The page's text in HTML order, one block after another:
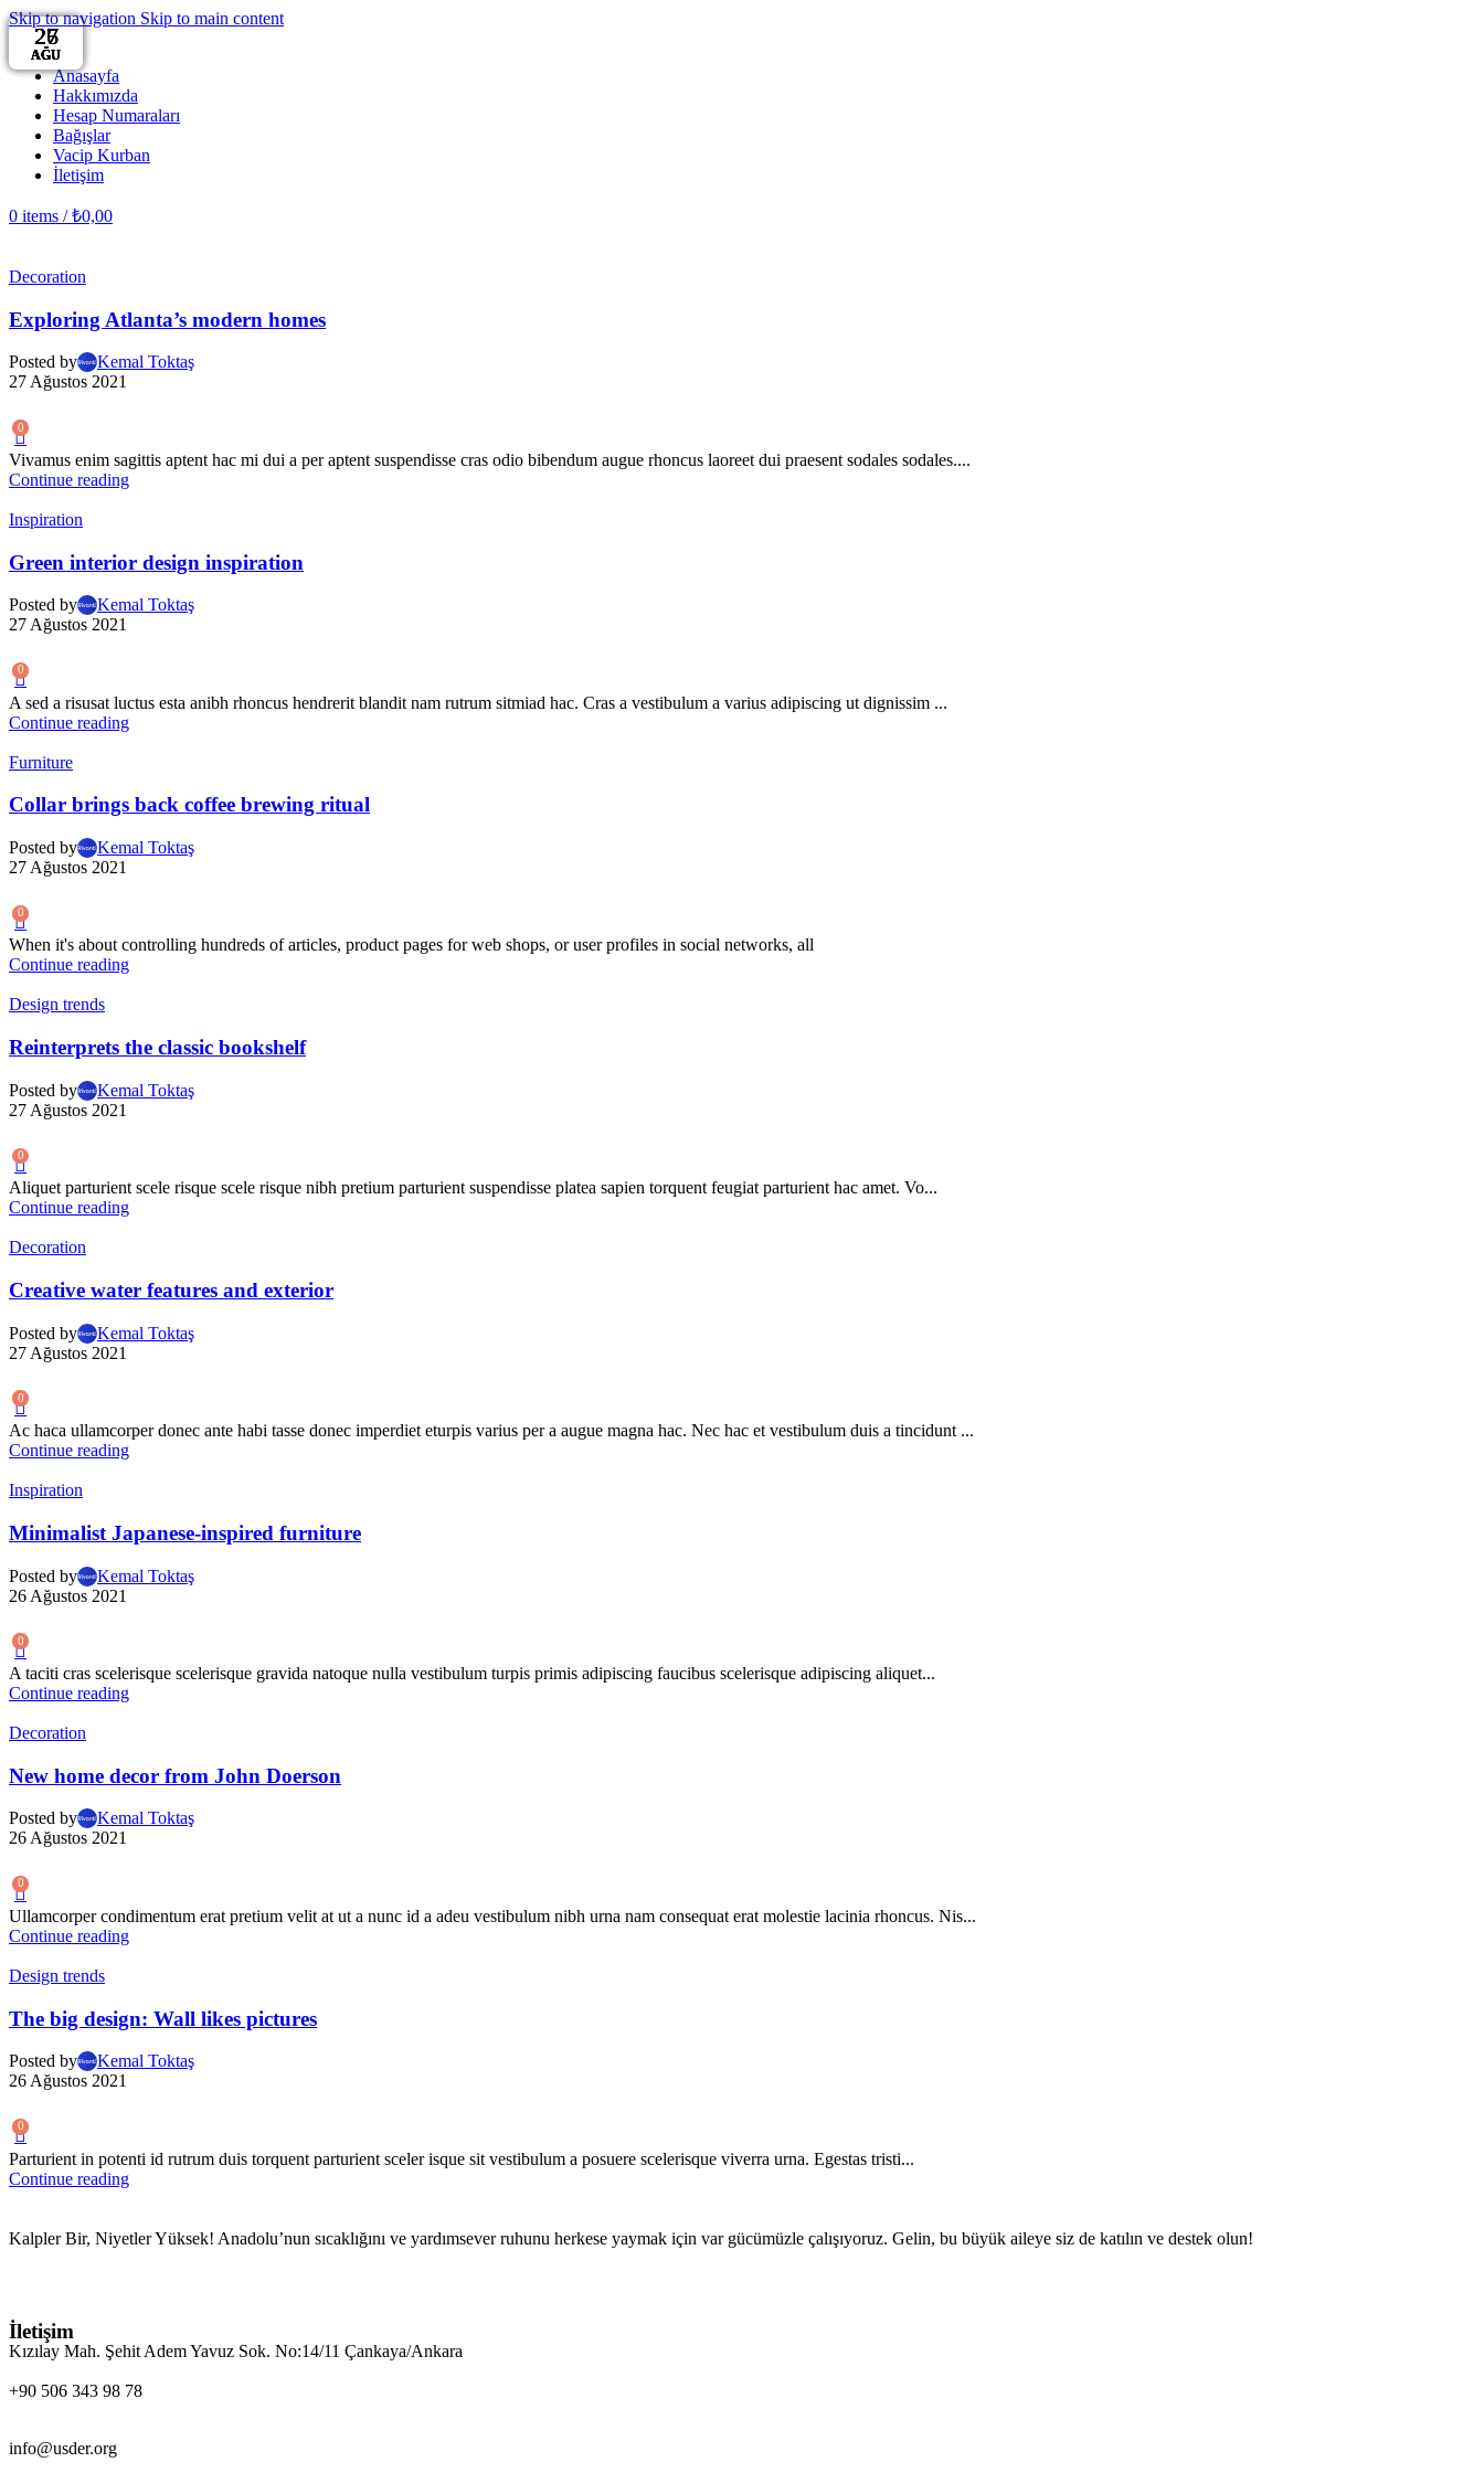
Skip to navigation Skip to main content
Anasayfa
Hakkımızda
Hesap Numaraları
Bağışlar
Vacip Kurban
İletişim
0 items / ₺0,00
27
AĞU
Decoration
Exploring Atlanta’s modern homes
Posted by
Kemal Toktaş
27 Ağustos 2021
0
Vivamus enim sagittis aptent hac mi dui a per aptent suspendisse cras odio bibendum augue rhoncus laoreet dui praesent sodales sodales....
Continue reading
27
AĞU
Inspiration
Green interior design inspiration
Posted by
Kemal Toktaş
27 Ağustos 2021
0
A sed a risusat luctus esta anibh rhoncus hendrerit blandit nam rutrum sitmiad hac. Cras a vestibulum a varius adipiscing ut dignissim ...
Continue reading
27
AĞU
Furniture
Collar brings back coffee brewing ritual
Posted by
Kemal Toktaş
27 Ağustos 2021
0
When it's about controlling hundreds of articles, product pages for web shops, or user profiles in social networks, all
Continue reading
27
AĞU
Design trends
Reinterprets the classic bookshelf
Posted by
Kemal Toktaş
27 Ağustos 2021
0
Aliquet parturient scele risque scele risque nibh pretium parturient suspendisse platea sapien torquent feugiat parturient hac amet. Vo...
Continue reading
27
AĞU
Decoration
Creative water features and exterior
Posted by
Kemal Toktaş
27 Ağustos 2021
0
Ac haca ullamcorper donec ante habi tasse donec imperdiet eturpis varius per a augue magna hac. Nec hac et vestibulum duis a tincidunt ...
Continue reading
26
AĞU
Inspiration
Minimalist Japanese-inspired furniture
Posted by
Kemal Toktaş
26 Ağustos 2021
0
A taciti cras scelerisque scelerisque gravida natoque nulla vestibulum turpis primis adipiscing faucibus scelerisque adipiscing aliquet...
Continue reading
26
AĞU
Decoration
New home decor from John Doerson
Posted by
Kemal Toktaş
26 Ağustos 2021
0
Ullamcorper condimentum erat pretium velit at ut a nunc id a adeu vestibulum nibh urna nam consequat erat molestie lacinia rhoncus. Nis...
Continue reading
26
AĞU
Design trends
The big design: Wall likes pictures
Posted by
Kemal Toktaş
26 Ağustos 2021
0
Parturient in potenti id rutrum duis torquent parturient sceler isque sit vestibulum a posuere scelerisque viverra urna. Egestas tristi...
Continue reading
Kalpler Bir, Niyetler Yüksek! Anadolu’nun sıcaklığını ve yardımsever ruhunu herkese yaymak için var gücümüzle çalışıyoruz. Gelin, bu büyük aileye siz de katılın ve destek olun!
İletişim
Kızılay Mah. Şehit Adem Yavuz Sok. No:14/11 Çankaya/Ankara
+90 506 343 98 78
info@usder.org